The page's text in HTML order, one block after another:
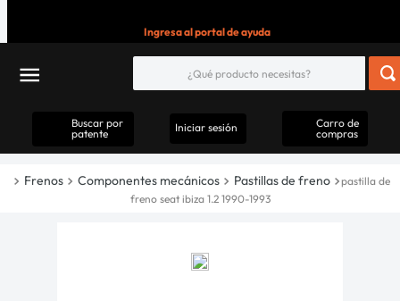
Ingresa al portal de ayuda
Buscar por
patente
Iniciar sesión
Carro de
compras
Frenos Componentes mecánicos Pastillas de freno
pastilla de
freno seat ibiza 1.2 1990-1993